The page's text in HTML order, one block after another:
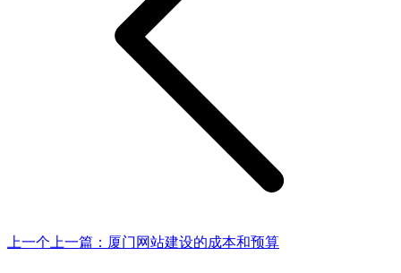
上一个 上一篇： 厦门网站建设的成本和预算